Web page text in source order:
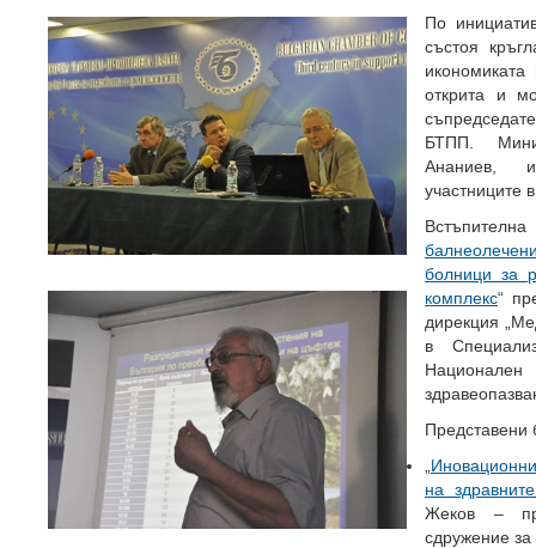
По
състоя
открита и
БТПП.
Ананиев,
участниците
болници за
комплекс“
дирекция
в
Представени
на
Жеков –
сдружение